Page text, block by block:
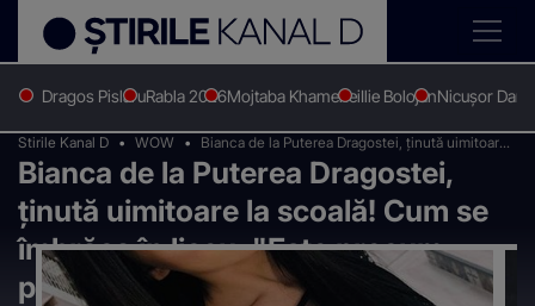
Dragos PislaruRabla 2026Mojtaba KhameneiIlie BolojanNicușor Dan
Stirile Kanal D WOW
Bianca de la Puterea Dragostei, ținută uimitoare
la scoală! Cum se îmbrăca în liceu: "Este precum
poezia"
Bianca de la Puterea Dragostei,
ținută uimitoare la scoală! Cum se
îmbrăca în liceu: "Este precum
poezia"